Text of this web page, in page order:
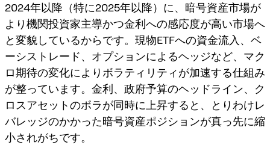
2024年以降（特に2025年以降）に、暗号資産市場が
より機関投資家主導かつ金利への感応度が高い市場へ
と変貌しているからです。現物ETFへの資金流入、ベ
ーシストレード、オプションによるヘッジなど、マク
ロ期待の変化によりボラティリティが加速する仕組み
が整っています。金利、政府予算のヘッドライン、ク
ロスアセットのボラが同時に上昇すると、とりわけレ
バレッジのかかった暗号資産ポジションが真っ先に縮
小されがちです。